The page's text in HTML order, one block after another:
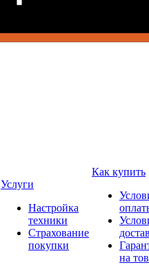
Услуги
Настройка
техники
Страхование
покупки
Как купить
на